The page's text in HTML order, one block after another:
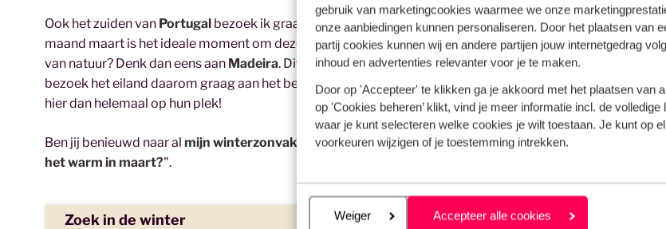
gebruik van marketingcookies waarmee we onze
onze aanbiedingen kunnen personaliseren. Door het plaatsen van
partij cookies kunnen wij en andere partijen jouw internetgedrag
inhoud en advertenties relevanter voor je te maken.
Door op 'Accepteer' te klikken ga je akkoord met het plaatsen van
op 'Cookies beheren’ klikt, vind je meer informatie incl. de volledige
waar je kunt selecteren welke cookies je wilt toestaan. Je kunt op
voorkeuren wijzigen of je toestemming intrekken.
Beheren
Weiger Accepteer alle cookies
Ook het zuiden van Portugal bezoek ik graag in maart. De Portugese keuken kent veel heerlijke winterse
maand maart is het ideale moment om deze te proberen! Denk aan stoofpotjes, gevulde soepen en hartige
van natuur? Denk dan eens aan Madeira. Dit Portugese eiland is in de periode van maart tot en met juni op
bezoek het eiland daarom graag aan het begin van delente
, om de bloemen en planten te zien bloeien.
hier dan helemaal op hun plek!
Ben jij benieuwd naar al mijn winterzonvakanties? Bekijk dan mijn favoriete winterzonverblijven. Of lees
het warm in maart?".
Zoek in de winter Zoek in de zomer